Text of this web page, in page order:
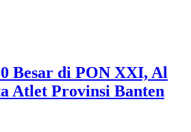
Besar di PON XXI, Al
Atlet Provinsi Banten